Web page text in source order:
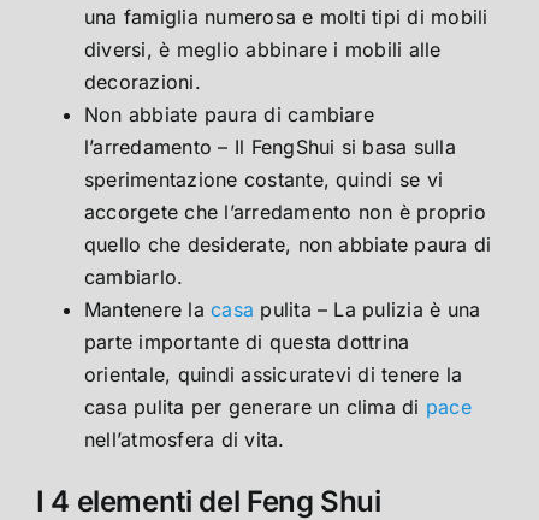
una famiglia numerosa e molti tipi di mobili
diversi, è meglio abbinare i mobili alle
decorazioni.
Non abbiate paura di cambiare
l’arredamento – Il FengShui si basa sulla
sperimentazione costante, quindi se vi
accorgete che l’arredamento non è proprio
quello che desiderate, non abbiate paura di
cambiarlo.
Mantenere lacasa pulita – La pulizia è una
parte importante di questa dottrina
orientale, quindi assicuratevi di tenere la
casa pulita per generare un clima di pace
nell’atmosfera di vita.
I 4 elementi del Feng Shui